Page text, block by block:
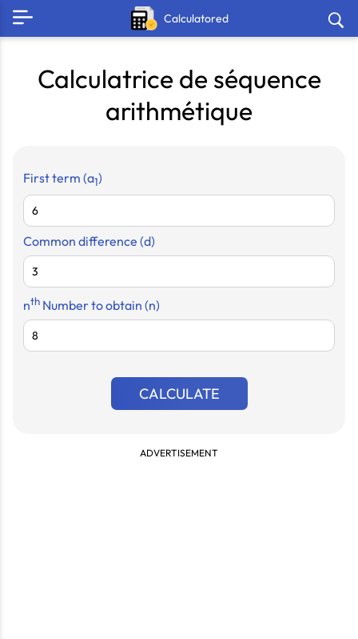
Calculatored
Calculatrice de séquence
arithmétique
First term (a1)
Common difference (d)
nth Number to obtain (n)
CALCULATE
ADVERTISEMENT